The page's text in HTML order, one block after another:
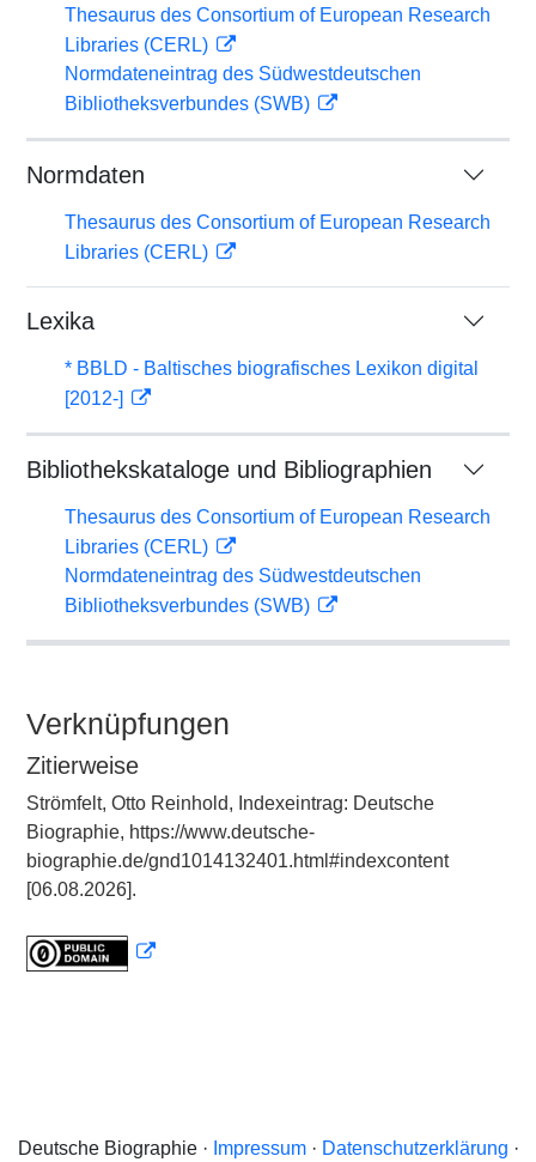
Thesaurus des Consortium of European Research
Libraries (CERL)
Normdateneintrag des Südwestdeutschen
Bibliotheksverbundes (SWB)
Normdaten
Thesaurus des Consortium of European Research
Libraries (CERL)
Lexika
* BBLD - Baltisches biografisches Lexikon digital
[2012-]
Bibliothekskataloge und Bibliographien
Thesaurus des Consortium of European Research
Libraries (CERL)
Normdateneintrag des Südwestdeutschen
Bibliotheksverbundes (SWB)
Verknüpfungen
Zitierweise
Strömfelt, Otto Reinhold, Indexeintrag: Deutsche
Biographie, https://www.deutsche-
biographie.de/gnd1014132401.html#indexcontent
[06.08.2026].
Deutsche Biographie · Impressum· Datenschutzerklärung ·